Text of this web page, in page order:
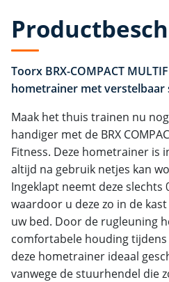
Toorx BRX-COMPACT
hometrainer met
Maak het thuis trainen nu
handiger met de BRX
Fitness. Deze hometrainer is
altijd na gebruik netjes kan
Ingeklapt neemt deze slechts
waardoor u deze zo in de
uw bed. Door de rugleuning
comfortabele houding
deze hometrainer ideaal
vanwege de stuurhendel die